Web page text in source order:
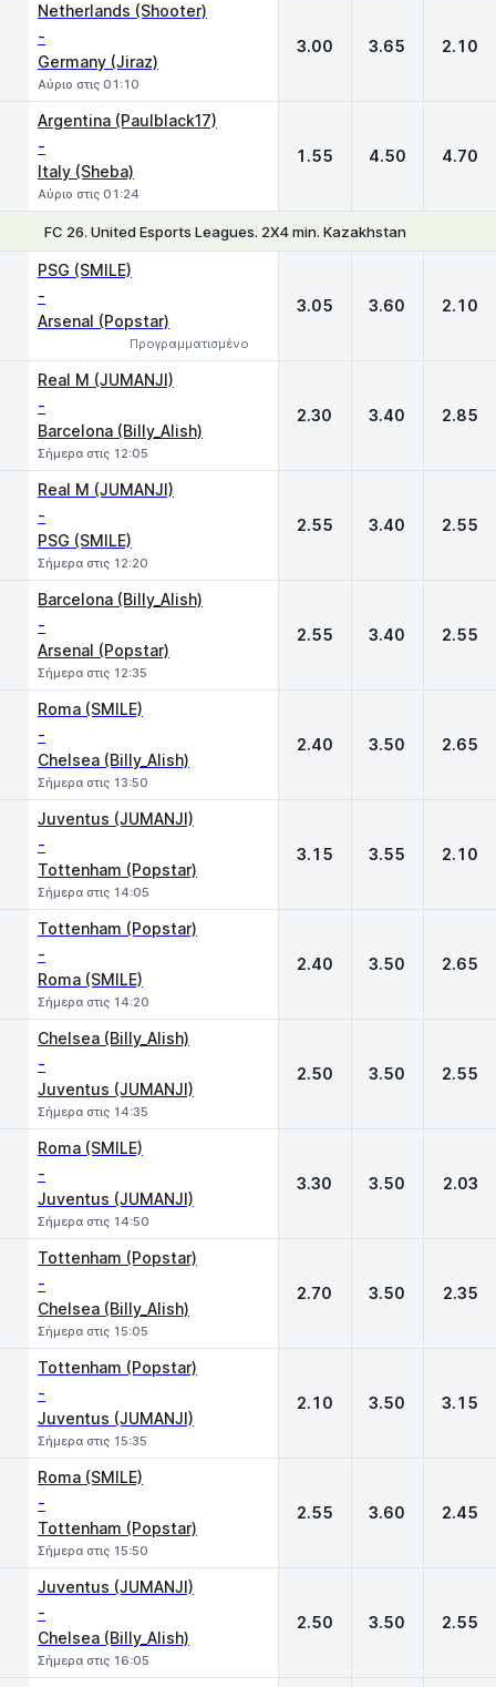
Netherlands (Shooter)
-
Germany (Jiraz)
Αύριο στις 01:10
3.00 3.65 2.10
Argentina (Paulblack17)
-
Italy (Sheba)
Αύριο στις 01:24
1.55 4.50 4.70
FC 26. United Esports Leagues. 2X4 min. Kazakhstan
PSG (SMILE)
-
Arsenal (Popstar)
Προγραμματισμένο
3.05 3.60 2.10
Real M (JUMANJI)
-
Barcelona (Billy_Alish)
Σήμερα στις 12:05
2.30 3.40 2.85
Real M (JUMANJI)
-
PSG (SMILE)
Σήμερα στις 12:20
2.55 3.40 2.55
Barcelona (Billy_Alish)
-
Arsenal (Popstar)
Σήμερα στις 12:35
2.55 3.40 2.55
Roma (SMILE)
-
Chelsea (Billy_Alish)
Σήμερα στις 13:50
2.40 3.50 2.65
Juventus (JUMANJI)
-
Tottenham (Popstar)
Σήμερα στις 14:05
3.15 3.55 2.10
Tottenham (Popstar)
-
Roma (SMILE)
Σήμερα στις 14:20
2.40 3.50 2.65
Chelsea (Billy_Alish)
-
Juventus (JUMANJI)
Σήμερα στις 14:35
2.50 3.50 2.55
Roma (SMILE)
-
Juventus (JUMANJI)
Σήμερα στις 14:50
3.30 3.50 2.03
Tottenham (Popstar)
-
Chelsea (Billy_Alish)
Σήμερα στις 15:05
2.70 3.50 2.35
Tottenham (Popstar)
-
Juventus (JUMANJI)
Σήμερα στις 15:35
2.10 3.50 3.15
Roma (SMILE)
-
Tottenham (Popstar)
Σήμερα στις 15:50
2.55 3.60 2.45
Juventus (JUMANJI)
-
Chelsea (Billy_Alish)
Σήμερα στις 16:05
2.50 3.50 2.55